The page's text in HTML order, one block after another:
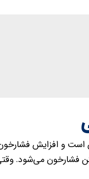
و افزایش فشارخون
فشارخون می‌شود.